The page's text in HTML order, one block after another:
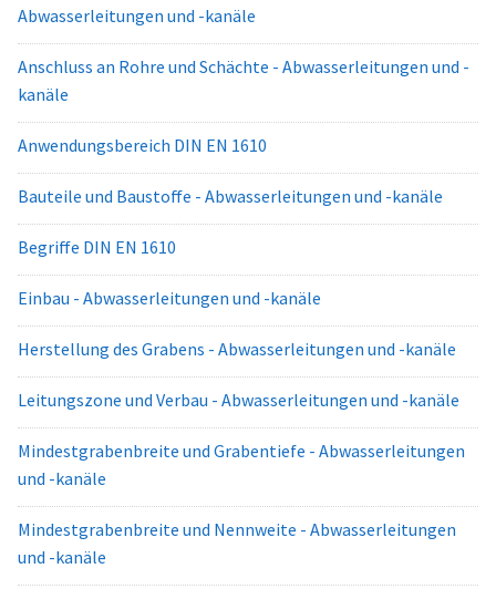
Abwasserleitungen und -kanäle
Anschluss an Rohre und Schächte - Abwasserleitungen und -
kanäle
Anwendungsbereich DIN EN 1610
Bauteile und Baustoffe - Abwasserleitungen und -kanäle
Begriffe DIN EN 1610
Einbau - Abwasserleitungen und -kanäle
Herstellung des Grabens - Abwasserleitungen und -kanäle
Leitungszone und Verbau - Abwasserleitungen und -kanäle
Mindestgrabenbreite und Grabentiefe - Abwasserleitungen
und -kanäle
Mindestgrabenbreite und Nennweite - Abwasserleitungen
und -kanäle